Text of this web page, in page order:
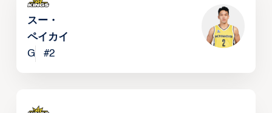
スー・
ペイカイ
G
#2